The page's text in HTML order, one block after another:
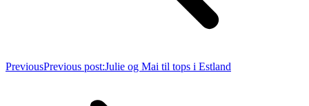
PreviousPrevious post:Julie og Mai til tops i Estland